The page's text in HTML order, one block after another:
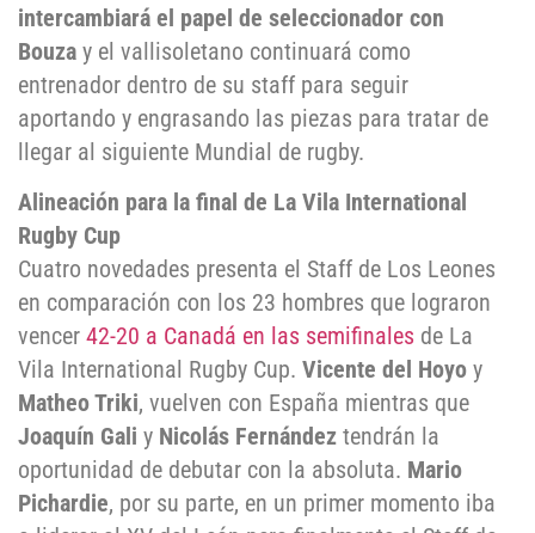
intercambiará el papel de seleccionador con
Bouza y el vallisoletano continuará como
entrenador dentro de su staff para seguir
aportando y engrasando las piezas para tratar de
llegar al siguiente Mundial de rugby.
Alineación para la final de La Vila International
Rugby Cup
Cuatro novedades presenta el Staff de Los Leones
en comparación con los 23 hombres que lograron
vencer 42-20 a Canadá en las semifinales de La
Vila International Rugby Cup. Vicente del Hoyo y
Matheo Triki, vuelven con España mientras que
Joaquín Gali y Nicolás Fernández tendrán la
oportunidad de debutar con la absoluta. Mario
Pichardie, por su parte, en un primer momento iba